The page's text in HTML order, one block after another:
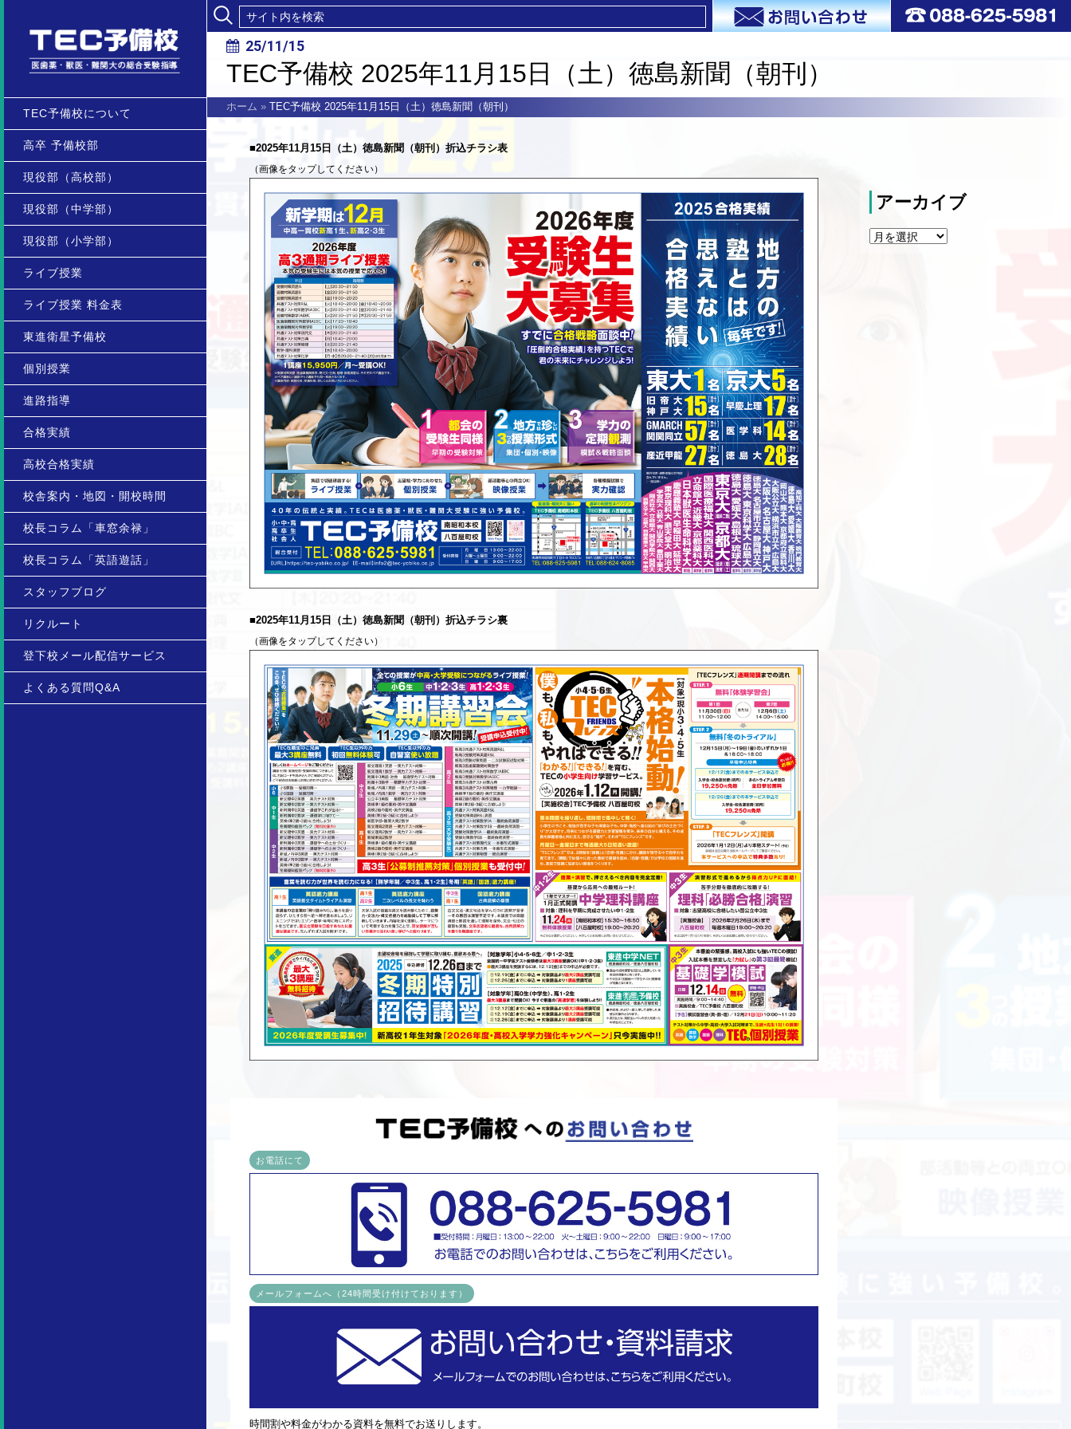
TEC予備校について
高卒 予備校部
現役部（高校部）
現役部（中学部）
現役部（小学部）
ライブ授業
ライブ授業 料金表
東進衛星予備校
個別授業
進路指導
合格実績
高校合格実績
校舎案内・地図・開校時間
校長コラム「車窓余禄」
校長コラム「英語遊話」
スタッフブログ
リクルート
登下校メール配信サービス
よくある質問Q&A
25/11/15
TEC予備校 2025年11月15日（土）徳島新聞（朝刊）
ホーム » TEC予備校 2025年11月15日（土）徳島新聞（朝刊）
アーカイブ
ア
■2025年11月15日（土）徳島新聞（朝刊）折込チラシ表
（画像をタップしてください）
■2025年11月15日（土）徳島新聞（朝刊）折込チラシ裏
（画像をタップしてください）
お電話にて
メールフォームへ（24時間受け付けております）
時間割や料金がわかる資料を無料でお送りします。